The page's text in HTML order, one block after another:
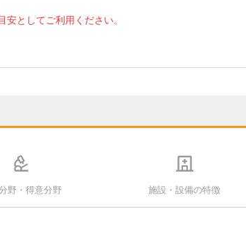
としてご利用ください。
野・得意分野 施設・設備の特徴